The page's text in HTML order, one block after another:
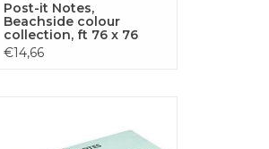
Post-it Notes,
Beachside colour
collection, ft 76 x 76
mm, 100 vel, pak van 6
blokken
€14,66